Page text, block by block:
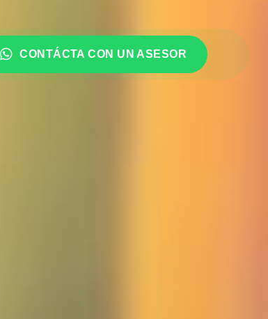
CONTÁCTA CON UN ASESOR